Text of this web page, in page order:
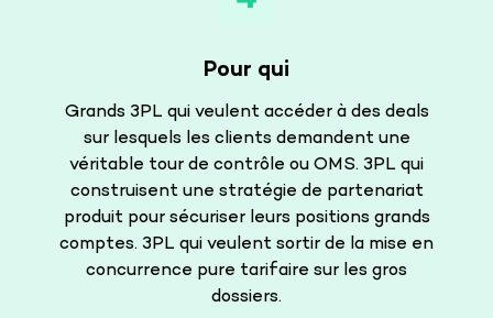
Pour qui
Grands 3PL qui veulent accéder à des deals
sur lesquels les clients demandent une
véritable tour de contrôle ou OMS. 3PL qui
construisent une stratégie de partenariat
produit pour sécuriser leurs positions grands
comptes. 3PL qui veulent sortir de la mise en
concurrence pure tarifaire sur les gros
dossiers.